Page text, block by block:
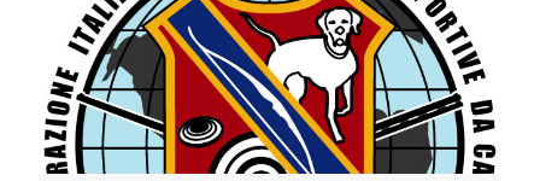
Field Target
Paintball
Softair